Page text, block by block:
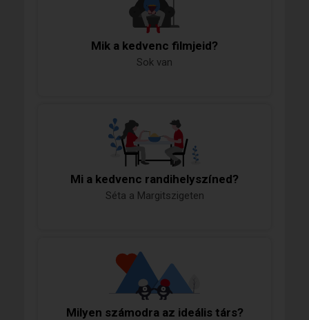
Mik a kedvenc filmjeid?
Sok van
Mi a kedvenc randihelyszíned?
Séta a Margitszigeten
Milyen számodra az ideális társ?